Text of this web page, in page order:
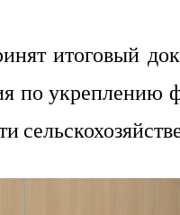
итоговый
по укреплению